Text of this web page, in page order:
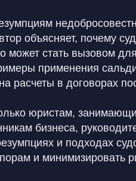
объясняет, почему
может стать вызовом
применения
расчеты в договорах
юристам,
бизнеса,
и подходах
и минимизировать